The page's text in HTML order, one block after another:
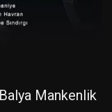
Mankenlik